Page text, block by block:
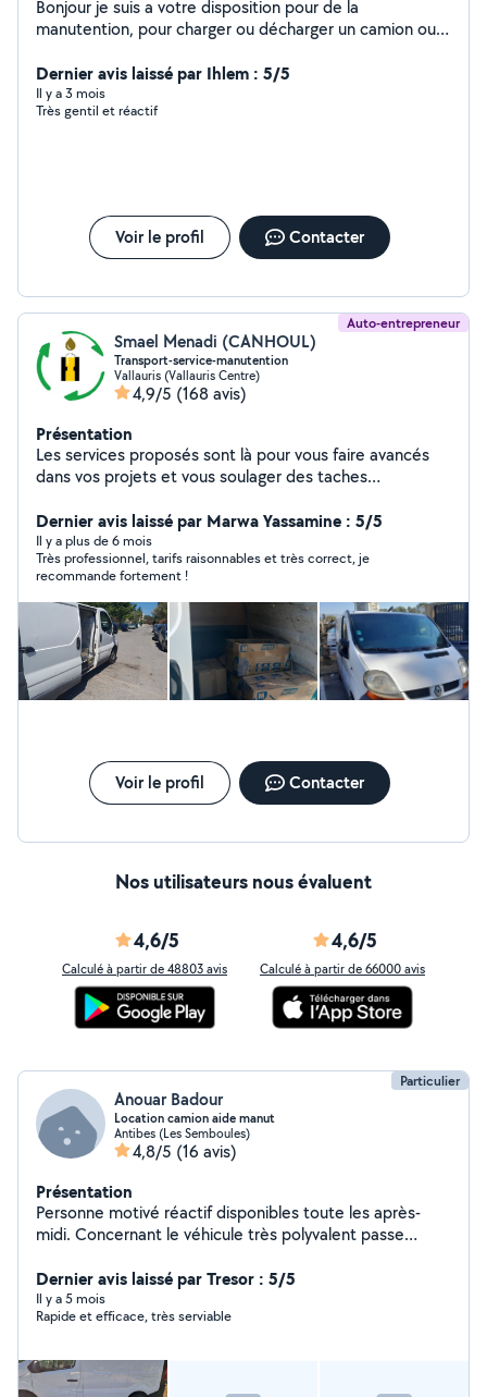
Bonjour je suis a votre disposition pour de la
manutention, pour charger ou décharger un camion ou
Dernier avis laissé par Ihlem : 5/5
Il y a 3 mois
Très gentil et réactif
Voir le profil Contacter
Auto-entrepreneur
Smael Menadi (CANHOUL)
Transport-service-manutention
Vallauris (Vallauris Centre)
4,9/5 (168 avis)
Présentation
Les services proposés sont là pour vous faire avancés
dans vos projets et vous soulager des taches
transport, vous propose plusieurs services dans ce
domaine. - Déménagement : petit ou grand volume
partout en France - Débarras : cave, maison,
appartement mais aussi les évacuations de chantier de
rénovation et aussi les déchets de vert de votre jardin. -
Livraison : Retrait de vos commandes volumineuse en
magasin ou chez un particuliers courte à moyenne
distance, livraison sur chantier de rénovation de vos
fourniture. - Manutention : vous avez besoin uniquement
Dernier avis laissé par Marwa Yassamine : 5/5
Il y a plus de 6 mois
Très professionnel, tarifs raisonnables et très correct, je
recommande fortement !
Voir le profil Contacter
Nos utilisateurs nous évaluent
4,6/5
Calculé à partir de 48803 avis
4,6/5
Calculé à partir de 66000 avis
Particulier
Anouar Badour
Location camion aide manut
Antibes (Les Semboules)
4,8/5 (16 avis)
Présentation
Personne motivé réactif disponibles toute les après-
midi. Concernant le véhicule très polyvalent passe
Dernier avis laissé par Tresor : 5/5
Il y a 5 mois
Rapide et efficace, très serviable